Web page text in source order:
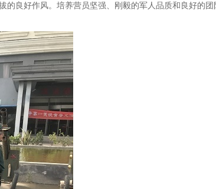
良好作风。培养营员坚强、刚毅的军人品质和良好的